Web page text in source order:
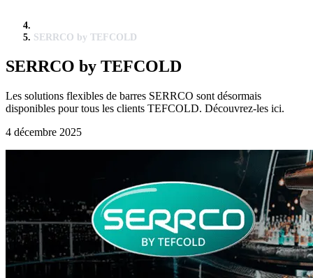
SERRCO by TEFCOLD
SERRCO by TEFCOLD
Les solutions flexibles de barres SERRCO sont désormais
disponibles pour tous les clients TEFCOLD. Découvrez-les ici.
4 décembre 2025